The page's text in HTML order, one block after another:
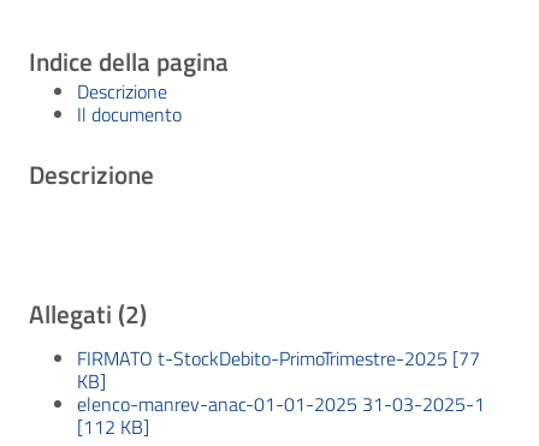
Indice della pagina
Descrizione
Il documento
Descrizione
Allegati (2)
FIRMATO t-StockDebito-PrimoTrimestre-2025 [77
KB]
elenco-manrev-anac-01-01-2025 31-03-2025-1
[112 KB]